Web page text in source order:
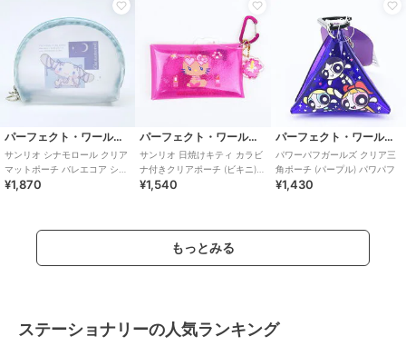
パーフェクト・ワールド・トーキョー
サンリオ シナモロール クリア
マットポーチ バレエコア シナ
モン Sanrio
¥1,870
パーフェクト・ワールド・トーキョー
サンリオ 日焼けキティ カラビ
ナ付きクリアポーチ (ビキニ)
Sanrio
¥1,540
パーフェクト・ワールド・トーキョー
パワーパフガールズ クリア三
角ポーチ (パープル) パワパフ
¥1,430
もっとみる
ステーショナリーの人気ランキング